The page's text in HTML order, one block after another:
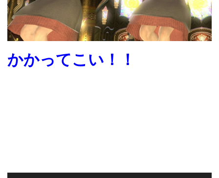
かかってこい！！